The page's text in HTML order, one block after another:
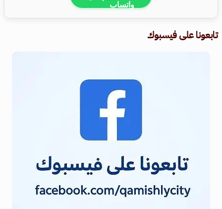
تابعونا على فيسبوك